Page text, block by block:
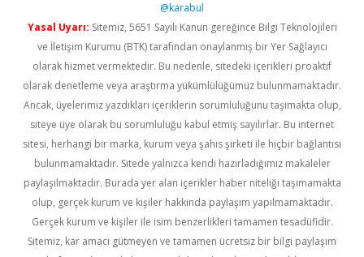
@karabul
Yasal Uyarı: Sitemiz, 5651 Sayılı Kanun gereğince Bilgi Teknolojileri
ve İletişim Kurumu (BTK) tarafından onaylanmış bir Yer Sağlayıcı
olarak hizmet vermektedir. Bu nedenle, sitedeki içerikleri proaktif
olarak denetleme veya araştırma yükümlülüğümüz bulunmamaktadır.
Ancak, üyelerimiz yazdıkları içeriklerin sorumluluğunu taşımakta olup,
siteye üye olarak bu sorumluluğu kabul etmiş sayılırlar. Bu internet
sitesi, herhangi bir marka, kurum veya şahıs şirketi ile hiçbir bağlantısı
bulunmamaktadır. Sitede yalnızca kendi hazırladığımız makaleler
paylaşılmaktadır. Burada yer alan içerikler haber niteliği taşımamakta
olup, gerçek kurum ve kişiler hakkında paylaşım yapılmamaktadır.
Gerçek kurum ve kişiler ile isim benzerlikleri tamamen tesadüfidir.
Sitemiz, kar amacı gütmeyen ve tamamen ücretsiz bir bilgi paylaşım